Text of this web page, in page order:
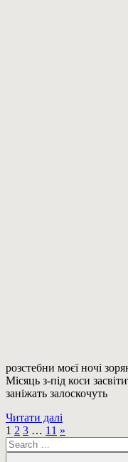
розстебни моєї ночі
Місяць з-під коси
заніжать залоскочуть
Читати далі
Пагінація
записів
1 2 3 … 11 Next
»
Пошук: